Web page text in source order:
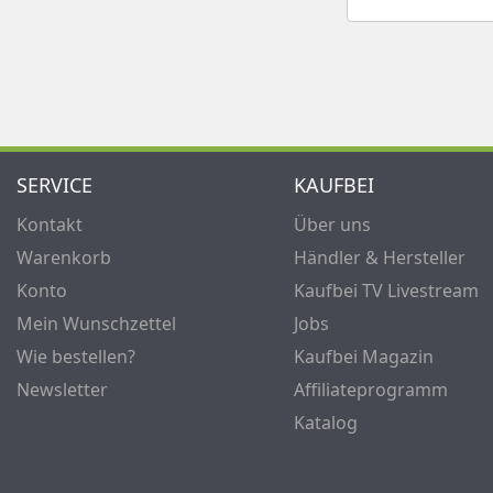
SERVICE
Kontakt
Warenkorb
Konto
Mein Wunschzettel
Wie bestellen?
Newsletter
KAUFBEI
Über uns
Händler & Hersteller
Kaufbei TV Livestream
Jobs
Kaufbei Magazin
Affiliateprogramm
Katalog